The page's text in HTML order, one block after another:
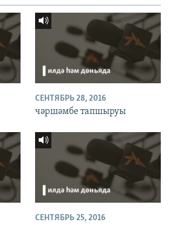
СЕНТЯБРЬ 28, 2016
чәршәмбе тапшыруы
СЕНТЯБРЬ 25, 2016